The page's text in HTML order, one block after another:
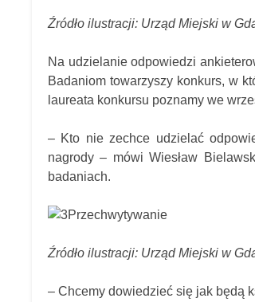
Źródło ilustracji: Urząd Miejski w
Na udzielanie odpowiedzi
Badaniom towarzyszy konkurs, w
laureata konkursu poznamy we
– Kto nie zechce udzielać
nagrody – mówi Wiesław
badaniach.
Źródło ilustracji: Urząd Miejski w
– Chcemy dowiedzieć się jak będą